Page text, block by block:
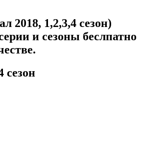
2018, 1,2,3,4 сезон)
и сезоны беслпатно
сезон